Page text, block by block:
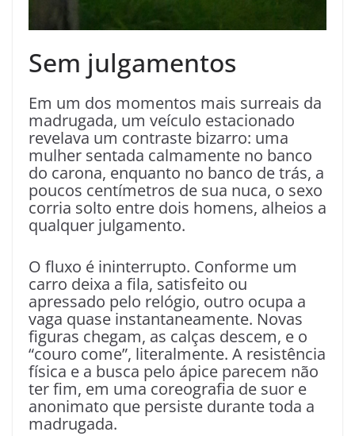
Sem julgamentos
Em um dos momentos mais surreais da
madrugada, um veículo estacionado
revelava um contraste bizarro: uma
mulher sentada calmamente no banco
do carona, enquanto no banco de trás, a
poucos centímetros de sua nuca, o sexo
corria solto entre dois homens, alheios a
qualquer julgamento.
O fluxo é ininterrupto. Conforme um
carro deixa a fila, satisfeito ou
apressado pelo relógio, outro ocupa a
vaga quase instantaneamente. Novas
figuras chegam, as calças descem, e o
“couro come”, literalmente. A resistência
física e a busca pelo ápice parecem não
ter fim, em uma coreografia de suor e
anonimato que persiste durante toda a
madrugada.